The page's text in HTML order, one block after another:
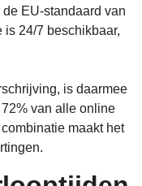
EU-standaard van
is 24/7 beschikbaar,
is daarmee
van alle online
maakt het